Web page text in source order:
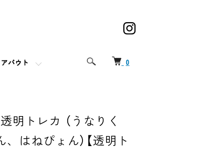
0
アバウト
明トレカ （うなりく
はねぴょん）【透明ト